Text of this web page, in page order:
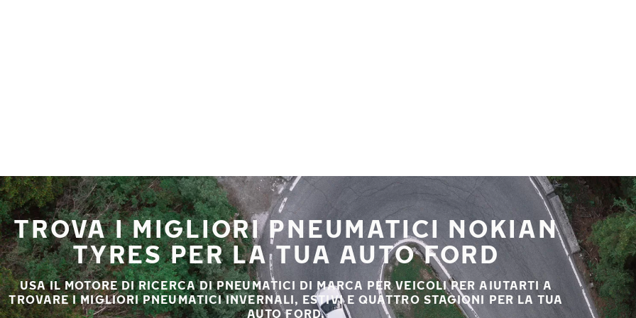
TROVA I MIGLIORI PNEUMATICI NOKIAN
TYRES PER LA TUA AUTO FORD
USA IL MOTORE DI RICERCA DI PNEUMATICI DI MARCA PER VEICOLI PER AIUTARTI A
TROVARE I MIGLIORI PNEUMATICI INVERNALI, ESTIVI E QUATTRO STAGIONI PER LA TUA
AUTO FORD.